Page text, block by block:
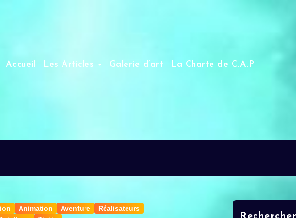
Accueil Les Articles Galerie d’art La Charte de C.A.P
Animation Aventure
Réalisateurs
Rechercher